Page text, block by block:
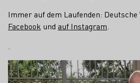
Immer auf dem Laufenden:
Facebook und auf Instagram